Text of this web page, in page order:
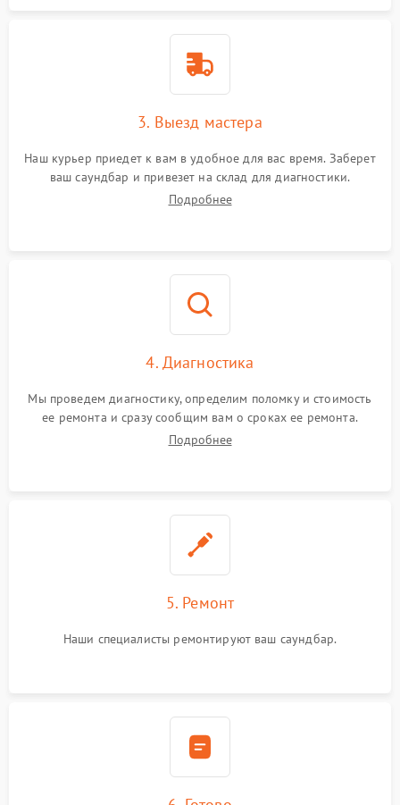
3. Выезд мастера
Наш курьер приедет к вам в удобное для вас время. Заберет
ваш саундбар и привезет на склад для диагностики.
Подробнее
4. Диагностика
Мы проведем диагностику, определим поломку и стоимость
ее ремонта и сразу сообщим вам о сроках ее ремонта.
Подробнее
5. Ремонт
Наши специалисты ремонтируют ваш саундбар.